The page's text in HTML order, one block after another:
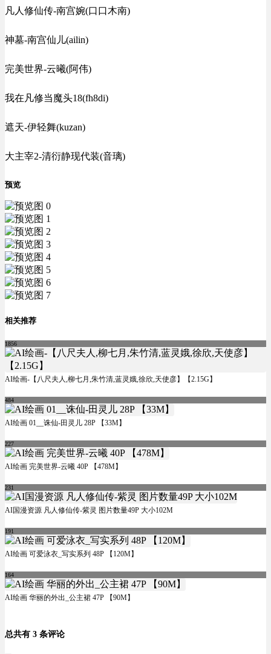
凡人修仙传-南宫婉(口口木南)
神墓-南宫仙儿(ailin)
完美世界-云曦(阿伟)
我在凡修当魔头18(fh8di)
遮天-伊轻舞(kuzan)
大主宰2-清衍静现代装(音璃)
预览
相关推荐
1856
AI绘画-【八尺夫人,柳七月,朱竹清,蓝灵娥,徐欣,天使彦】【2.15G】
484
AI绘画 01__诛仙-田灵儿 28P 【33M】
227
AI绘画 完美世界-云曦 40P 【478M】
231
AI国漫资源 凡人修仙传-紫灵 图片数量49P 大小102M
191
AI绘画 可爱泳衣_写实系列 48P 【120M】
164
AI绘画 华丽的外出_公主裙 47P 【90M】
总共有 3 条评论